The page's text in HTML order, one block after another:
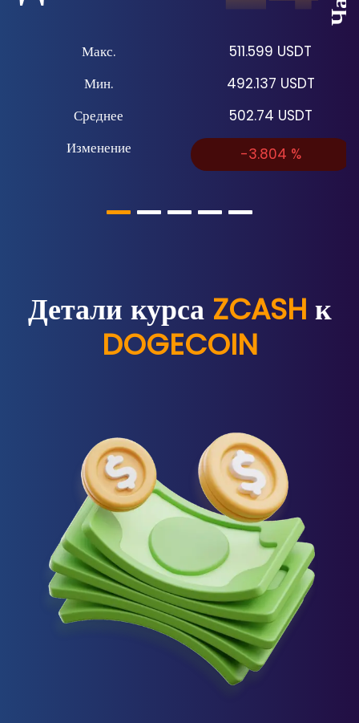
Макс.
Мин.
Среднее
Изменение
511.599 USDT
492.137 USDT
502.74 USDT
-3.804 %
Детали курса ZCASH к
DOGECOIN